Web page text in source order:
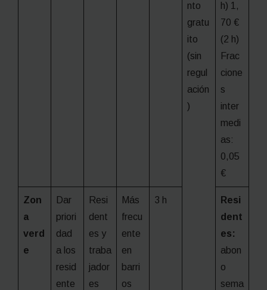
nto
gratu
ito
(sin
regul
ación
)
h) 1,
70 €
(2 h)
Frac
cione
s
inter
medi
as:
0,05
€
Zon
a
verd
e
Dar
priori
dad
a los
resid
ente
Resi
dent
es y
traba
jador
es
Más
frecu
ente
en
barri
os
3 h
Resi
dent
es:
abon
o
sema